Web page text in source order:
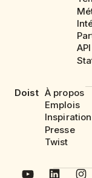
API
Doist À propos
Emplois
Inspiration
Presse
Twist